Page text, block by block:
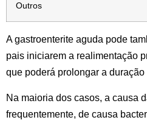
Outros
A gastroenterite aguda pode
pais iniciarem a realimentação
que poderá prolongar a duração
Na maioria dos casos, a causa
frequentemente, de causa